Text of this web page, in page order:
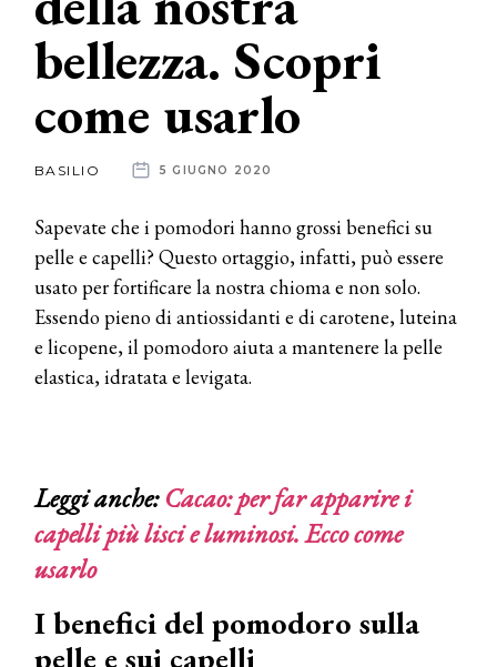
News
aziende
bellezza. Scopri
come usarlo
BASILIO 5 GIUGNO 2020
Sapevate che i pomodori hanno grossi benefici su
pelle e capelli? Questo ortaggio, infatti, può essere
usato per fortificare la nostra chioma e non solo.
Essendo pieno di antiossidanti e di carotene, luteina
e licopene, il pomodoro aiuta a mantenere la pelle
elastica, idratata e levigata.
Leggi anche:Cacao: per far apparire i
capelli più lisci e luminosi. Ecco come
usarlo
I benefici del pomodoro sulla
pelle e sui capelli